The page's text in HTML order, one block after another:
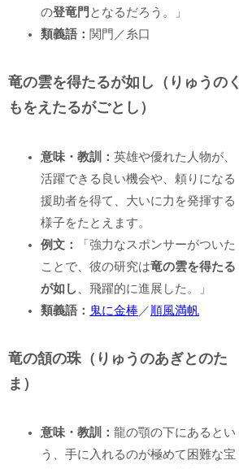
の登竜門 となるだろう。」
類義語： 関門／糸口
竜の雲を得たるが如し（りゅうのく
もをえたるがごとし）
意味・教訓：英雄や優れた人物が、
活躍できる良い機会や、頼りになる
援助者を得て、大いに力を発揮する
様子をたとえます。
例文：
「強力なスポンサーがついた
ことで、彼の研究は竜の雲を得たる
が如し 、飛躍的に進展した。」
類義語： 鬼に金棒 ／順風満帆
竜の頷の珠（りゅうのあぎとのた
ま）
意味・教訓：龍の顎の下にあるとい
う、手に入れるのが極めて困難な宝